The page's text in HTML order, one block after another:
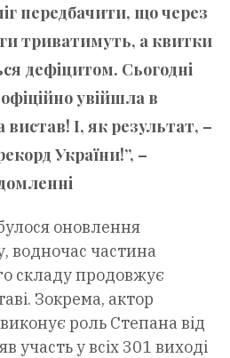
передбачити, що через
триватимуть, а квитки
дефіцитом. Сьогодні
увійшла в
вистав! І, як результат, –
України!”, –
оновлення
водночас частина
складу продовжує
Зокрема, актор
роль Степана від
участь у всіх 301 виході